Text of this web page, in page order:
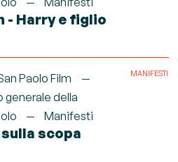
- Harry e figlio
Paolo Film
generale della
Manifesti
scopa
MANIFESTI